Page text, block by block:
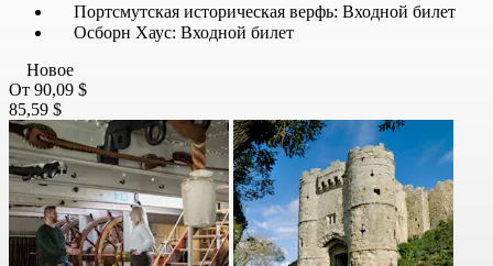
Портсмутская историческая верфь: Входной билет
Осборн Хаус: Входной билет
Новое
От 90,09 $
85,59 $